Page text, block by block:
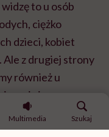
Multimedia
Szukaj
to u osób
ciężko
dzieci, kobiet
Ale z drugiej strony
również u
mają jeszcze
Pokazuje to, że
wyłącznie